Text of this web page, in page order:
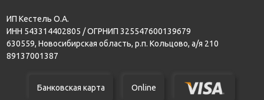
ИП Кестель О.А.
ИНН 543314402805 / ОГРНИП 325547600139679
630559, Новосибирская область, р.п. Кольцово, а/я 210
89137001387
Банковская карта Online